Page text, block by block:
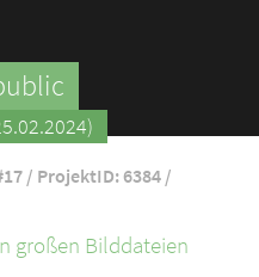
/ ProjektID: 6384 /
großen Bilddateien